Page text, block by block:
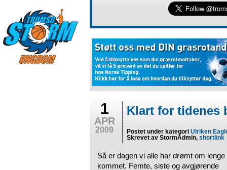
1
APR
2009
Klart for tidenes
Postet under kategoriUlriken
Skrevet av StormAdmin,shortlink
Så er dagen vi alle har drømt om lenge
kommet. Femte, siste og avgjørende